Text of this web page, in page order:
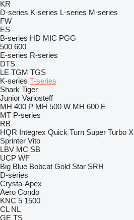
KR
D-series K-series L-series M-series
FW
ES
B-series HD MIC PGG
500 600
E-series R-series
DTS
LE TGM TGS
K-series T-series
Shark Tiger
Junior Variosteff
MH 400 P MH 500 W MH 600 E
MT P-series
RB
HQR Integrex Quick Turn Super Turbo X
Sprinter Vito
LBV MC SB
UCP WF
Big Blue Bobcat Gold Star SRH
D-series
Crysta-Apex
Aero Condo
KNC 5 1500
CL NL
GE TS